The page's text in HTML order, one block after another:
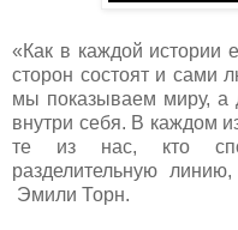
«Как в каждой истории
сторон состоят и сами
мы показываем миру, а
внутри себя. В каждом
те из нас, кто
разделительную
Эмили Торн.